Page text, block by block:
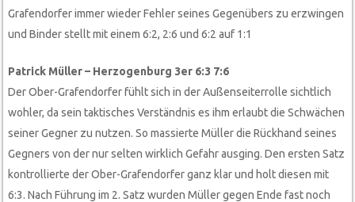
Grafendorfer immer wieder Fehler seines Gegenübers zu erzwingen
und Binder stellt mit einem 6:2, 2:6 und 6:2 auf 1:1
Patrick Müller – Herzogenburg 3er 6:3 7:6
Der Ober-Grafendorfer fühlt sich in der Außenseiterrolle sichtlich
wohler, da sein taktisches Verständnis es ihm erlaubt die Schwächen
seiner Gegner zu nutzen. So massierte Müller die Rückhand seines
Gegners von der nur selten wirklich Gefahr ausging. Den ersten Satz
kontrollierte der Ober-Grafendorfer ganz klar und holt diesen mit
6:3. Nach Führung im 2. Satz wurden Müller gegen Ende fast noch